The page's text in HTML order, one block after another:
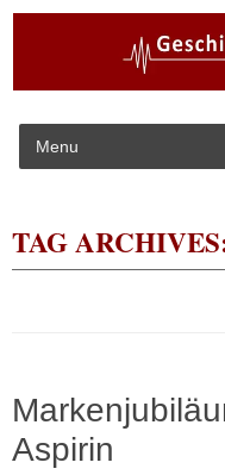
Skip to content
TAG
Aspirin